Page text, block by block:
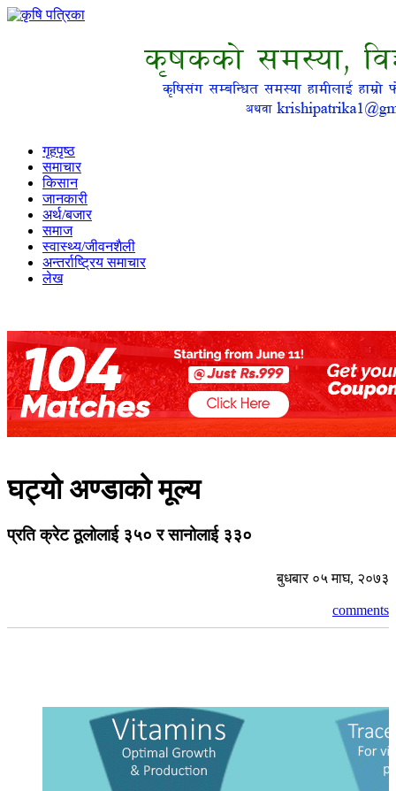
गृहपृष्ठ
समाचार
किसान
जानकारी
अर्थ/बजार
समाज
स्वास्थ्य/जीवनशैली
अन्तर्राष्ट्रिय समाचार
लेख
घट्यो अण्डाको मूल्य
प्रति क्रेट ठूलोलाई ३५० र सानोलाई ३३०
बुधबार ०५ माघ, २०७३
comments